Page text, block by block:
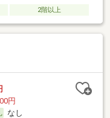
2階以上
円
なし